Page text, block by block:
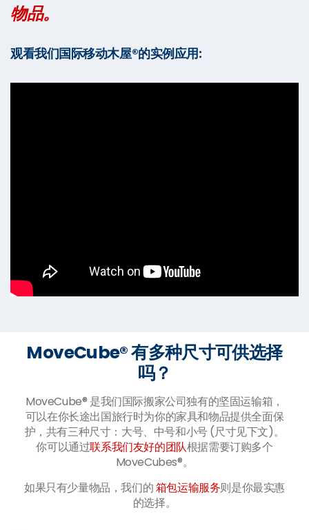
物品。
观看我们国际移动木屋®的实例应用:
MoveCube® 有多种尺寸可供选择
吗？
MoveCube® 是我们国际搬家公司独有的坚固运输箱，
可以在你长途出国旅行时为你的家具和物品提供全面保
护，共有三种尺寸：大号、中号和小号 (尺寸见下文)。
你可以通过联系我们友好的团队根据需要订购多个
MoveCubes®。
如果只有少量物品，我们的箱包运输服务则是你最实惠
的选择。